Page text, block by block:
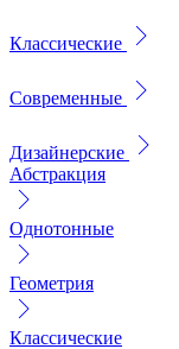
Классические
Современные
Дизайнерские
Абстракция
Однотонные
Геометрия
Классические